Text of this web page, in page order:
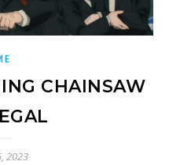
CHAINSAW
2023